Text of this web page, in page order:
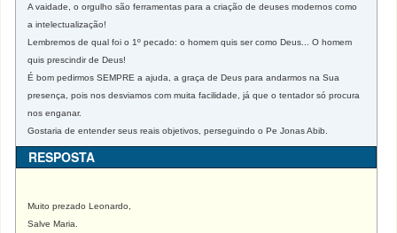
A vaidade, o orgulho são ferramentas para a criação de deuses modernos como
a intelectualização!
Lembremos de qual foi o 1º pecado: o homem quis ser como Deus... O homem
quis prescindir de Deus!
É bom pedirmos SEMPRE a ajuda, a graça de Deus para andarmos na Sua
presença, pois nos desviamos com muita facilidade, já que o tentador só procura
nos enganar.
Gostaria de entender seus reais objetivos, perseguindo o Pe Jonas Abib.
RESPOSTA
Muito prezado Leonardo,
Salve Maria.